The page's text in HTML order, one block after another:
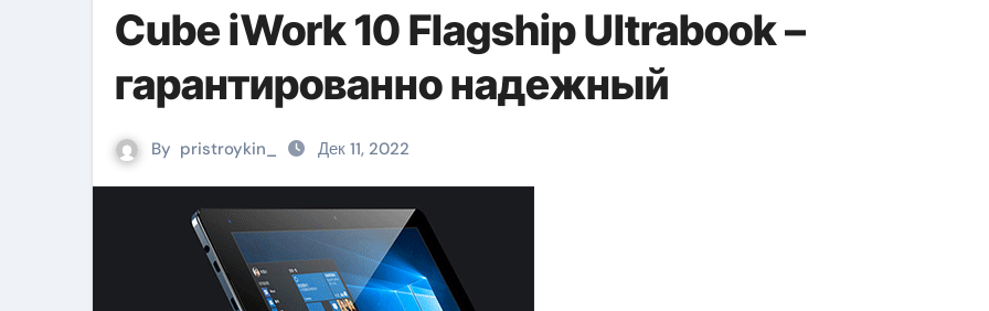
Cube iWork 10 Flagship Ultrabook –
гарантированно надежный
By pristroykin_ Дек 11, 2022